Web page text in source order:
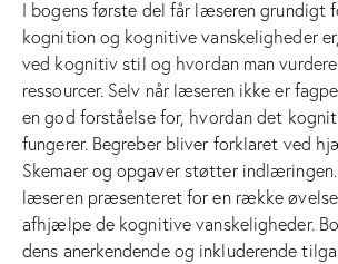
I bogens første del får læseren grundigt
kognition og kognitive vanskeligheder
ved kognitiv stil og hvordan man
ressourcer. Selv når læseren ikke er
en god forståelse for, hvordan det
fungerer. Begreber bliver forklaret ved
Skemaer og opgaver støtter
læseren præsenteret for en række
afhjælpe de kognitive vanskeligheder.
dens anerkendende og inkluderende